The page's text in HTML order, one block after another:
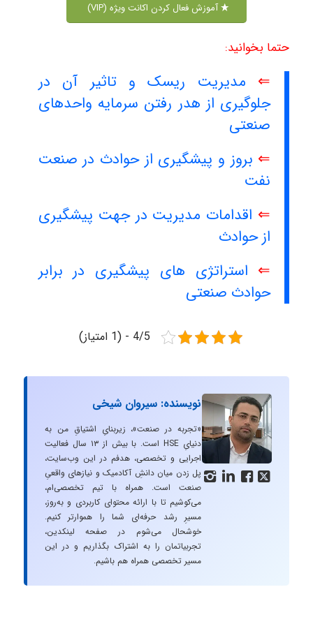
آموزش فعال کردن اکانت ویژه (VIP)
حتما بخوانید:
⇐ مدیریت ریسک و تاثیر آن در
جلوگیری از هدر رفتن سرمایه واحدهای
صنعتی
⇐ بروز و پیشگیری از حوادث در صنعت
نفت
⇐ اقدامات مدیریت در جهت پیشگیری
از حوادث
⇐ استراتژی های پیشگیری در برابر
حوادث صنعتی
4/5 - (1 امتیاز)
   
نویسنده: سیروان شیخی
«تجربه در صنعت»، زیربنایِ اشتیاقِ من به
دنیایِ HSE است. با بیش از ۱۳ سال فعالیت
اجرایی و تخصصی، هدفم در این وب‌سایت،
پل زدن میان دانشِ آکادمیک و نیازهای واقعیِ
صنعت است. همراه با تیم تخصصی‌ام،
می‌کوشیم تا با ارائه محتوای کاربردی و به‌روز،
مسیرِ رشد حرفه‌ای شما را هموارتر کنیم.
خوشحال می‌شوم در صفحه لینکدین،
تجربیاتمان را به اشتراک بگذاریم و در این
مسیر تخصصی همراه هم باشیم.